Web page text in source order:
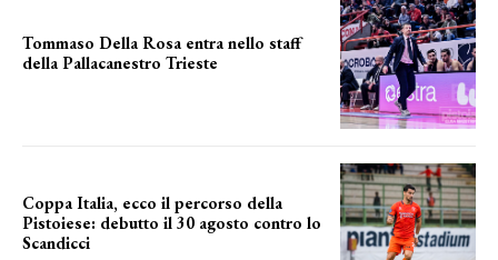
Tommaso Della Rosa entra nello staff
della Pallacanestro Trieste
Coppa Italia, ecco il percorso della
Pistoiese: debutto il 30 agosto contro lo
Scandicci